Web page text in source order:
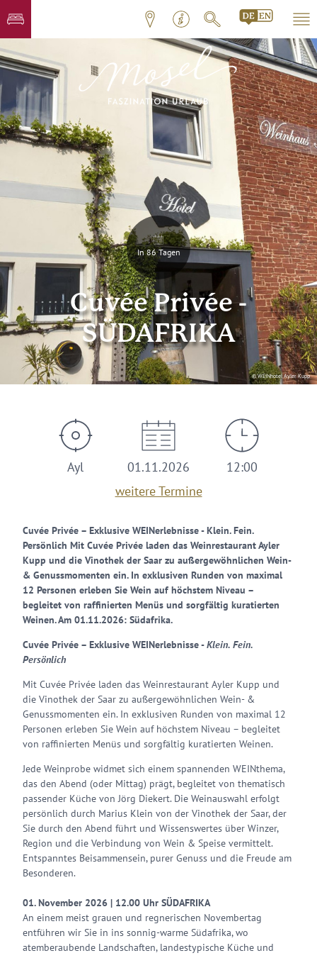
© WEINhotel Ayler Kupp
In 86 Tagen
Cuvée Privée -
SÜDAFRIKA
Ayl
01.11.2026
weitere Termine
12:00
Cuvée Privée – Exklusive WEINerlebnisse - Klein. Fein.
Persönlich Mit Cuvée Privée laden das Weinrestaurant Ayler
Kupp und die Vinothek der Saar zu außergewöhnlichen Wein-
& Genussmomenten ein. In exklusiven Runden von maximal
12 Personen erleben Sie Wein auf höchstem Niveau –
begleitet von raffinierten Menüs und sorgfältig kuratierten
Weinen. Am 01.11.2026: Südafrika.
Cuvée Privée – Exklusive WEINerlebnisse -Klein. Fein.
Persönlich
Mit Cuvée Privée laden das Weinrestaurant Ayler Kupp und
die Vinothek der Saar zu außergewöhnlichen Wein- &
Genussmomenten ein. In exklusiven Runden von maximal 12
Personen erleben Sie Wein auf höchstem Niveau – begleitet
von raffinierten Menüs und sorgfältig kuratierten Weinen.
Jede Weinprobe widmet sich einem spannenden WEINthema,
das den Abend (oder Mittag) prägt, begleitet von thematisch
passender Küche von Jörg Diekert. Die Weinauswahl erfolgt
persönlich durch Marius Klein von der Vinothek der Saar, der
Sie durch den Abend führt und Wissenswertes über Winzer,
Region und die Verbindung von Wein & Speise vermittelt.
Entspanntes Beisammensein, purer Genuss und die Freude am
Besonderen.
01. November 2026 | 12.00 Uhr SÜDAFRIKA
An einem meist grauen und regnerischen Novembertag
entführen wir Sie in ins sonnig-warme Südafrika, wo
atemberaubende Landschaften, landestypische Küche und